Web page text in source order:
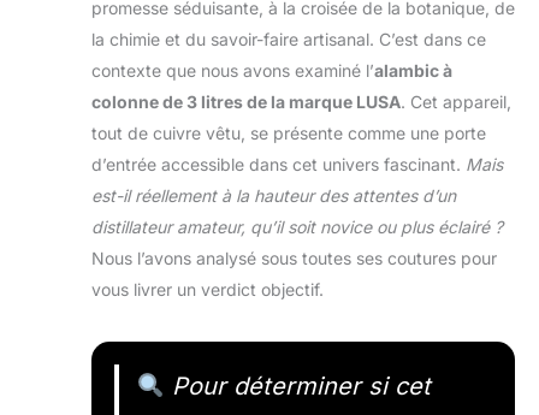
promesse séduisante, à la croisée de la botanique, de
la chimie et du savoir-faire artisanal. C’est dans ce
contexte que nous avons examiné l’alambic à
colonne de 3 litres de la marque LUSA. Cet appareil,
tout de cuivre vêtu, se présente comme une porte
d’entrée accessible dans cet univers fascinant. Mais
est-il réellement à la hauteur des attentes d’un
distillateur amateur, qu’il soit novice ou plus éclairé ?
Nous l’avons analysé sous toutes ses coutures pour
vous livrer un verdict objectif.
Pour déterminer si cet